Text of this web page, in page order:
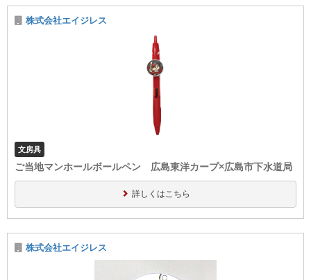
株式会社エイジレス
文房具
ご当地マンホールボールペン 広島東洋カープ×広島市下水道局
詳しくはこちら
株式会社エイジレス